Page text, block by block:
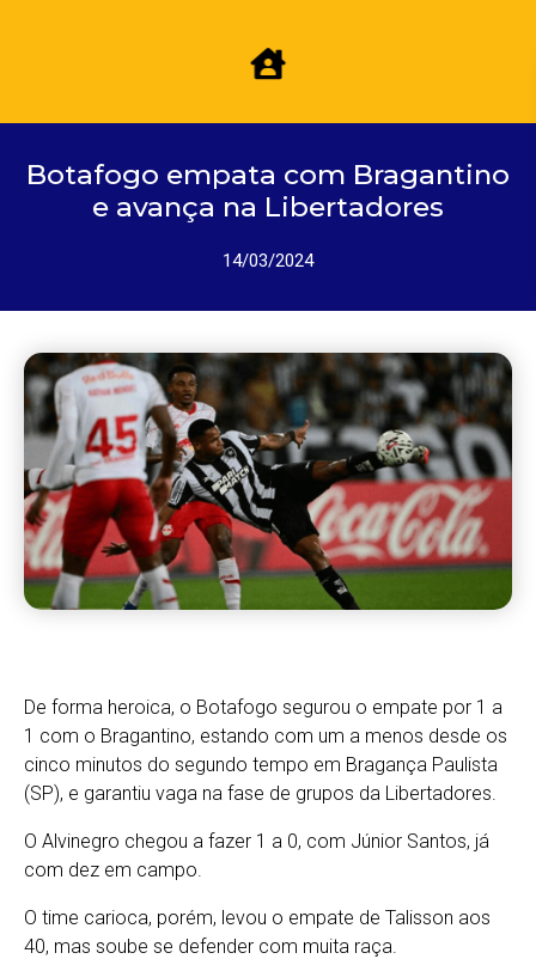
Botafogo empata com Bragantino
e avança na Libertadores
14/03/2024
De forma heroica, o Botafogo segurou o empate por 1 a
1 com o Bragantino, estando com um a menos desde os
cinco minutos do segundo tempo em Bragança Paulista
(SP), e garantiu vaga na fase de grupos da Libertadores.
O Alvinegro chegou a fazer 1 a 0, com Júnior Santos, já
com dez em campo.
O time carioca, porém, levou o empate de Talisson aos
40, mas soube se defender com muita raça.